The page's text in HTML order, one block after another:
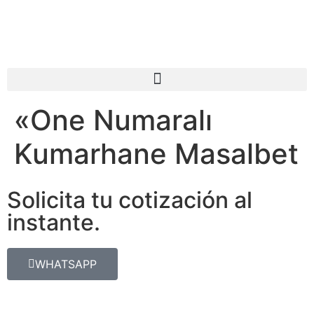
«One Numaralı
Kumarhane Masalbet
Solicita tu cotización al
instante.
WHATSAPP